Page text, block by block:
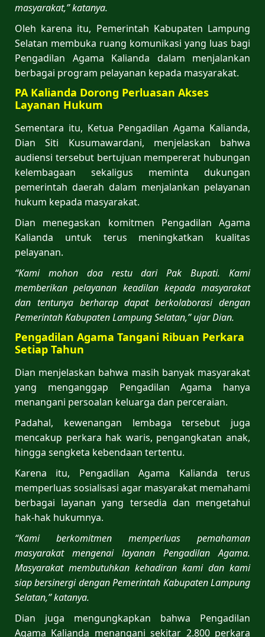
masyarakat,” katanya.
Oleh karena itu, Pemerintah Kabupaten Lampung
Selatan membuka ruang komunikasi yang luas bagi
Pengadilan Agama Kalianda dalam menjalankan
berbagai program pelayanan kepada masyarakat.
PA Kalianda Dorong Perluasan Akses
Layanan Hukum
Sementara itu, Ketua Pengadilan Agama Kalianda,
Dian Siti Kusumawardani, menjelaskan bahwa
audiensi tersebut bertujuan mempererat hubungan
kelembagaan sekaligus meminta dukungan
pemerintah daerah dalam menjalankan pelayanan
hukum kepada masyarakat.
Dian menegaskan komitmen Pengadilan Agama
Kalianda untuk terus meningkatkan kualitas
pelayanan.
“Kami mohon doa restu dari Pak Bupati. Kami
memberikan pelayanan keadilan kepada masyarakat
dan tentunya berharap dapat berkolaborasi dengan
Pemerintah Kabupaten Lampung Selatan,” ujar Dian.
Pengadilan Agama Tangani Ribuan Perkara
Setiap Tahun
Dian menjelaskan bahwa masih banyak masyarakat
yang menganggap Pengadilan Agama hanya
menangani persoalan keluarga dan perceraian.
Padahal, kewenangan lembaga tersebut juga
mencakup perkara hak waris, pengangkatan anak,
hingga sengketa kebendaan tertentu.
Karena itu, Pengadilan Agama Kalianda terus
memperluas sosialisasi agar masyarakat memahami
berbagai layanan yang tersedia dan mengetahui
hak-hak hukumnya.
“Kami berkomitmen memperluas pemahaman
masyarakat mengenai layanan Pengadilan Agama.
Masyarakat membutuhkan kehadiran kami dan kami
siap bersinergi dengan Pemerintah Kabupaten Lampung
Selatan,” katanya.
Dian juga mengungkapkan bahwa Pengadilan
Agama Kalianda menangani sekitar 2.800 perkara